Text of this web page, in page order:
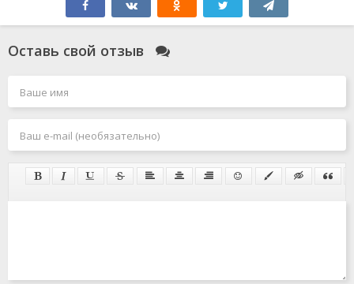
Оставь свой отзыв